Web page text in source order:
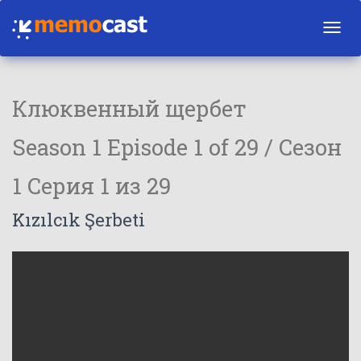
Клюквенный щербет
Season 1 Episode 1 of 29 / Сезон
1 Серия 1 из 29
Kızılcık Şerbeti